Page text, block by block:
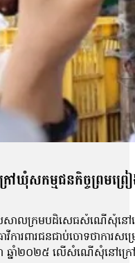
សកម្មជនកិច្ចព្រមព្រ
សាលក្រមបដិសេធសំណើសុំនៅក្
ាវីការពារជនជាប់ចោទថាកា
ឆ្នាំ២០២៥ លើសំណើសុំនៅក្រ